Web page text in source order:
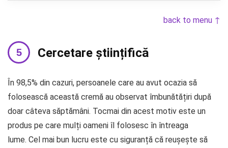
back to menu ↑
Cercetare științifică
În 98,5% din cazuri, persoanele care au avut ocazia să
folosească această cremă au observat îmbunătățiri după
doar câteva săptămâni. Tocmai din acest motiv este un
produs pe care mulți oameni îl folosesc în întreaga
lume. Cel mai bun lucru este cu siguranță că reușește să